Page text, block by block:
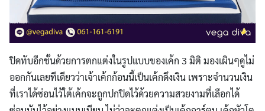
ปิดทับอีกชั้นด้วยการตกแต่งในรูปแบบของเค้ก 3 มิติ มองเผินๆดูไม่
ออกกันเลยทีเดียวว่าเจ้าเค้กก้อนนี้เป็นเค้กดึงเงิน เพราะจำนวนเงิน
ที่เราได้ซ่อนไว้ใต้เค้กจะถูกปกปิดไว้ด้วยความสวยงามที่เลือกได้